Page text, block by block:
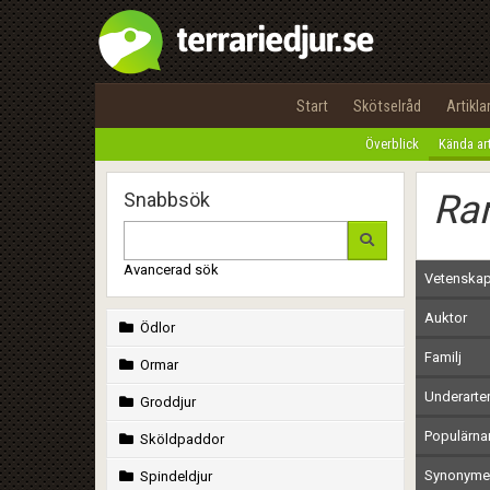
Start Skötselråd Artiklar
Överblick Kända
Snabbsök
Avancerad sök
Ödlor
Ormar
Groddjur
Sköldpaddor
Spindeldjur
Auktor
Familj
Underarter